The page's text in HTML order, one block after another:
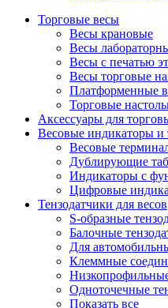
Торговые весы
Весы крановые
Весы
Весы с печатью
Весы торговые
Платформенные
Торговые
Аксессуары для
Весовые индикаторы и
Весовые
Дублирующие
Индикаторы с
Цифровые
Тензодатчики для весов
S-образные
Балочные
Для
Клеммные
Одноточечные
Показать все